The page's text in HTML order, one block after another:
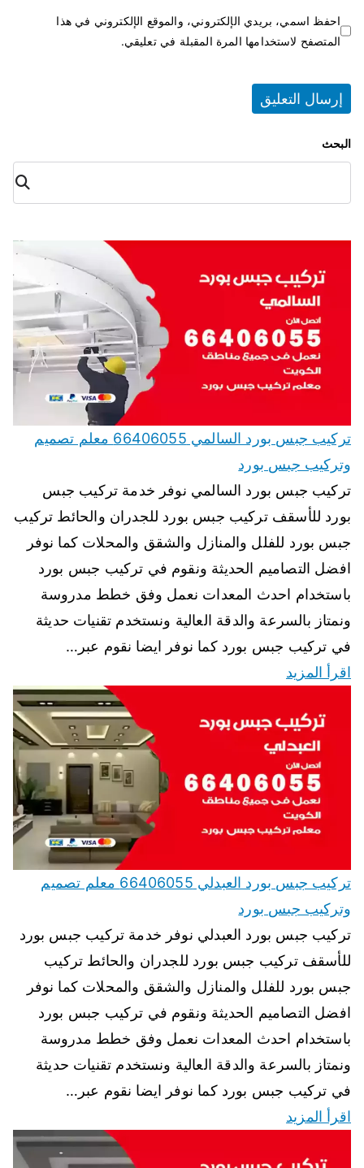
احفظ اسمي، بريدي الإلكتروني، والموقع الإلكتروني في هذا
المتصفح لاستخدامها المرة المقبلة في تعليقي.
البحث
البح
ث
تركيب جبس بورد السالمي 66406055 معلم تصميم
وتركيب جبس بورد
تركيب جبس بورد السالمي نوفر خدمة تركيب جبس
بورد للأسقف تركيب جبس بورد للجدران والحائط تركيب
جبس بورد للفلل والمنازل والشقق والمحلات كما نوفر
افضل التصاميم الحديثة ونقوم في تركيب جبس بورد
باستخدام احدث المعدات نعمل وفق خطط مدروسة
ونمتاز بالسرعة والدقة العالية ونستخدم تقنيات حديثة
في تركيب جبس بورد كما نوفر ايضا نقوم عبر…
اقرأ المزيد
تركيب جبس بورد العبدلي 66406055 معلم تصميم
وتركيب جبس بورد
تركيب جبس بورد العبدلي نوفر خدمة تركيب جبس بورد
للأسقف تركيب جبس بورد للجدران والحائط تركيب
جبس بورد للفلل والمنازل والشقق والمحلات كما نوفر
افضل التصاميم الحديثة ونقوم في تركيب جبس بورد
باستخدام احدث المعدات نعمل وفق خطط مدروسة
ونمتاز بالسرعة والدقة العالية ونستخدم تقنيات حديثة
في تركيب جبس بورد كما نوفر ايضا نقوم عبر…
اقرأ المزيد